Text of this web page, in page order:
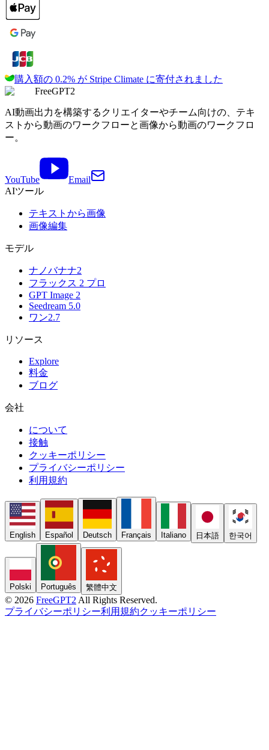
購入額の 0.2% が Stripe Climate に寄付されました
FreeGPT2
AI動画出力を構築するクリエイターやチーム向けの、テキ
ストから動画のワークフローと画像から動画のワークフロ
ー。
YouTube
Email
AIツール
テキストから画像
画像編集
モデル
ナノバナナ2
フラックス 2 プロ
GPT Image 2
Seedream 5.0
ワン2.7
リソース
Explore
料金
ブログ
会社
について
接触
クッキーポリシー
プライバシーポリシー
利用規約
English Español Deutsch Français Italiano 日本語 한국어
Polski Português 繁體中文
© 2026 FreeGPT2 All Rights Reserved.
プライバシーポリシー利用規約クッキーポリシー